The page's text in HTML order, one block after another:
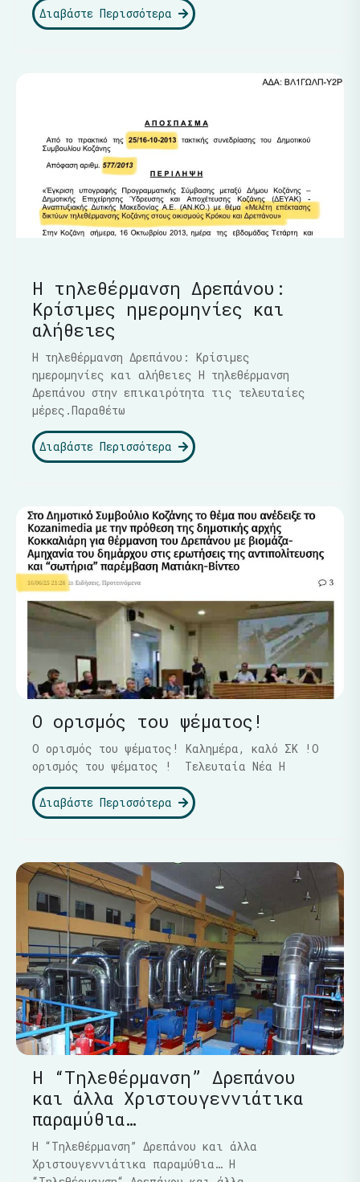
Διαβάστε Περισσότερα
Η τηλεθέρμανση Δρεπάνου:
Κρίσιμες ημερομηνίες και
αλήθειες
Η τηλεθέρμανση Δρεπάνου: Κρίσιμες
ημερομηνίες και αλήθειες Η τηλεθέρμανση
Δρεπάνου στην επικαιρότητα τις τελευταίες
μέρες.Παραθέτω
Διαβάστε Περισσότερα
Ο ορισμός του ψέματος!
Ο ορισμός του ψέματος! Καλημέρα, καλό ΣΚ !Ο
ορισμός του ψέματος ! Τελευταία Νέα Η
Διαβάστε Περισσότερα
Η “Τηλεθέρμανση” Δρεπάνου
και άλλα Χριστουγεννιάτικα
παραμύθια…
Η “Τηλεθέρμανση” Δρεπάνου και άλλα
Χριστουγεννιάτικα παραμύθια… Η